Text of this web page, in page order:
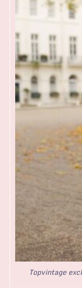
Topvintage